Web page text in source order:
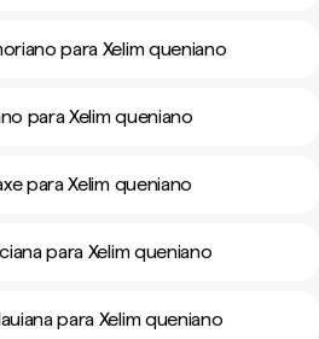
para Xelim queniano
para Xelim queniano
para Xelim queniano
para Xelim queniano
para Xelim queniano